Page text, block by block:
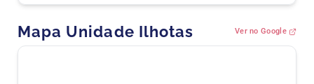
Mapa Unidade Ilhotas Ver no Google